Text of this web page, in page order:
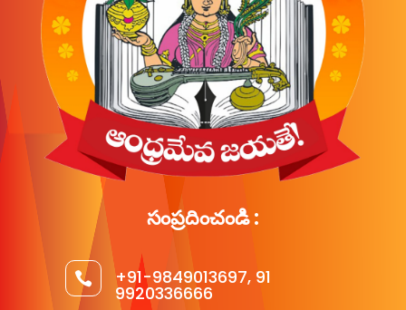
సంప్రదించండి :
 +91-9849013697, 91
9920336666